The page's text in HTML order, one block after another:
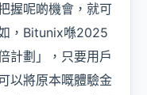
握呢啲機會，就可
，Bitunix喺2025
計劃」，只要用戶
以將原本嘅體驗金